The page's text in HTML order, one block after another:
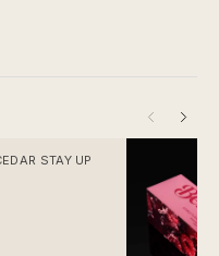
STAY UP